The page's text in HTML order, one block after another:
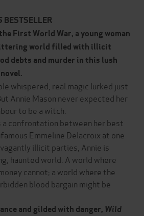
BESTSELLER
First World War, a young woman
world filled with illicit
debts and murder in this lush
whispered, real magic lurked just
Annie Mason never expected her
to be a witch.
a confrontation between her best
Emmeline Delacroix at one
illicit parties, Annie is
haunted world. A world where
cannot; a world where the
blood bargain might be
and gilded with danger, Wild